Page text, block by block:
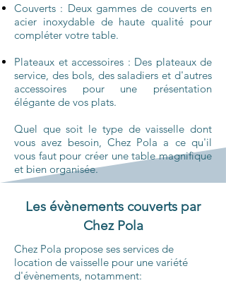
Couverts : Deux gammes de couverts en
acier inoxydable de haute qualité pour
compléter votre table.
Plateaux et accessoires : Des plateaux de
service, des bols, des saladiers et d'autres
accessoires pour une présentation
élégante de vos plats.
Quel que soit le type de vaisselle dont
vous avez besoin, Chez Pola a ce qu'il
vous faut pour créer une table magnifique
et bien organisée.
Les évènements couverts par
Chez Pola
Chez Pola propose ses services de
location de vaisselle pour une variété
d'évènements, notamment: